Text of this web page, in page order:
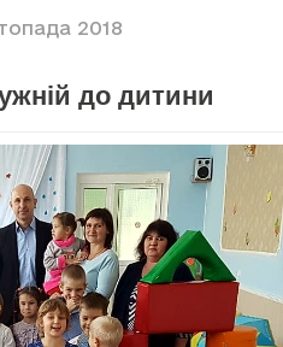
2018
до дитини